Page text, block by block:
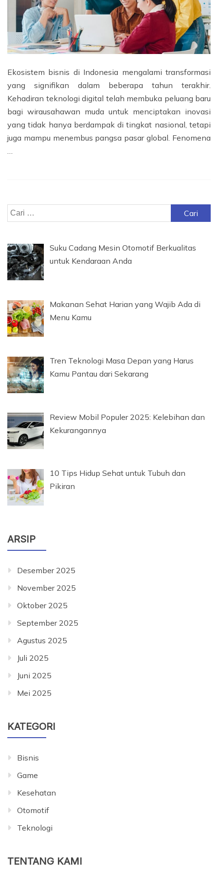
Ekosistem bisnis di Indonesia mengalami transformasi
yang signifikan dalam beberapa tahun terakhir.
Kehadiran teknologi digital telah membuka peluang baru
bagi wirausahawan muda untuk menciptakan inovasi
yang tidak hanya berdampak di tingkat nasional, tetapi
juga mampu menembus pangsa pasar global. Fenomena
…
Cari
untuk:
Suku Cadang Mesin Otomotif Berkualitas
untuk Kendaraan Anda
Makanan Sehat Harian yang Wajib Ada di
Menu Kamu
Tren Teknologi Masa Depan yang Harus
Kamu Pantau dari Sekarang
Review Mobil Populer 2025: Kelebihan dan
Kekurangannya
10 Tips Hidup Sehat untuk Tubuh dan
Pikiran
ARSIP
Desember 2025
November 2025
Oktober 2025
September 2025
Agustus 2025
Juli 2025
Juni 2025
Mei 2025
KATEGORI
Bisnis
Game
Kesehatan
Otomotif
Teknologi
TENTANG KAMI